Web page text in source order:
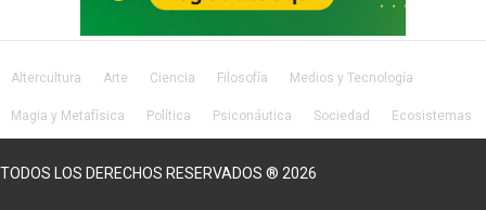
Altercultura Arte Ciencia Filosofía Medios y Tecnología
Magia y Metafísica Política Psiconáutica Sociedad Ecosistemas
TODOS LOS DERECHOS RESERVADOS ® 2026